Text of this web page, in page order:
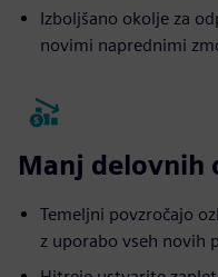
Izboljšano okolje za
novimi naprednimi
Manj delovnih
Temeljni povzročajo
z uporabo vseh novih